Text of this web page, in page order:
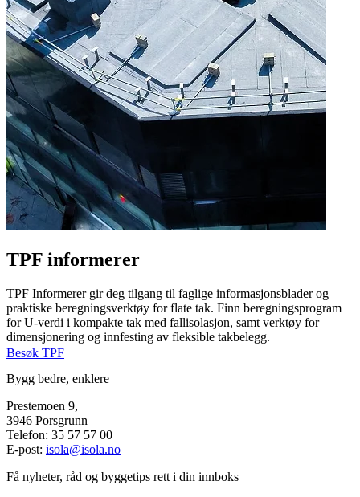
TPF informerer
TPF Informerer gir deg tilgang til faglige informasjonsblader og
praktiske beregningsverktøy for flate tak. Finn beregningsprogram
for U-verdi i kompakte tak med fallisolasjon, samt verktøy for
dimensjonering og innfesting av fleksible takbelegg.
Besøk TPF
Bygg bedre, enklere
Prestemoen 9,
3946 Porsgrunn
Telefon: 35 57 57 00
E-post: isola@isola.no
Få nyheter, råd og byggetips rett i din innboks